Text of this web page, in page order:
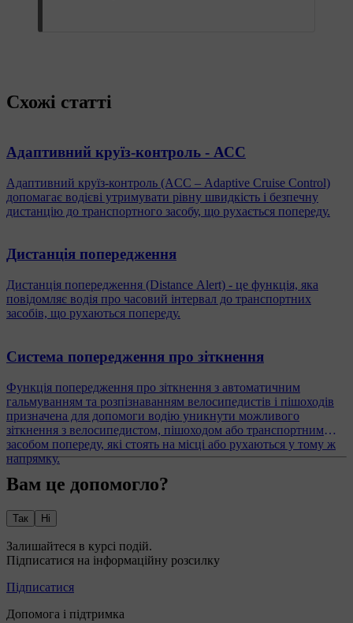
Схожі статті
Адаптивний круїз-контроль - АСС
Адаптивний круїз-контроль (ACC – Adaptive Cruise Control)
допомагає водієві утримувати рівну швидкість і безпечну
дистанцію до транспортного засобу, що рухається попереду.
Дистанція попередження
Дистанція попередження (Distance Alert) - це функція, яка
повідомляє водія про часовий інтервал до транспортних
засобів, що рухаються попереду.
Система попередження про зіткнення
Функція попередження про зіткнення з автоматичним
гальмуванням та розпізнаванням велосипедистів і пішоходів
призначена для допомоги водію уникнути можливого
зіткнення з велосипедистом, пішоходом або транспортним
засобом попереду, які стоять на місці або рухаються у тому ж
напрямку.
Вам це допомогло?
Так Ні